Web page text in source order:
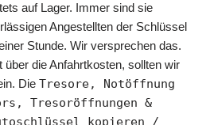
auf Lager. Immer sind sie
Angestellten der Schlüssel
Stunde. Wir versprechen das.
die Anfahrtkosten, sollten wir
Die Tresore, Notöffnung
Tresoröffnungen &
kopieren /